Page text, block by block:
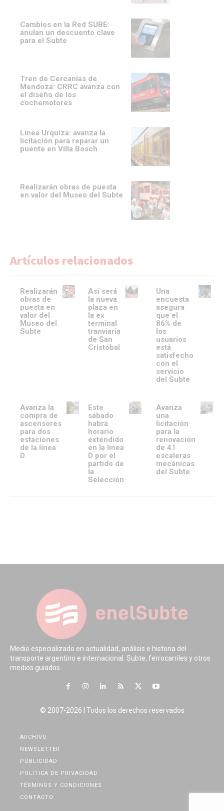
Cambios en la Red SUBE:
anulan un descuento clave
para el Subte
Tren de Cercanías de
Mendoza: CRRC avanza con
el diseño de los
cochemotores
Línea Urquiza: avanza la
licitación para reparar un
puente en Villa Bosch
Realizarán obras de puesta
en valor del Museo del Subte
Artículos relacionados
Realizarán
obras de
puesta en
valor del
Museo del
Subte
Así será
la nueva
plaza en
la ex
terminal
tranviaria
de San
Cristóbal
Una
encuesta
asegura
que el
86% de
los
usuarios
está
satisfecho
con el
servicio
del Subte
Avanza la
compra de
ascensores
para dos
estaciones
de la línea
D
Este
sábado
habrá
horario
extendido
en la línea
D por el
partido de
la
Selección
Avanza
una
licitación
para la
renovación
de 41
escaleras
mecánicas
del Subte
Medio especializado en actualidad, análisis e historia del
transporte argentino e internacional. Subte, ferrocarriles y otros
medios guiados.
© 2007-2026 | Todos los derechos reservados
ARCHIVO
NEWSLETTER
PUBLICIDAD
POLÍTICA DE PRIVACIDAD
TÉRMINOS Y CONDICIONES
CONTACTO